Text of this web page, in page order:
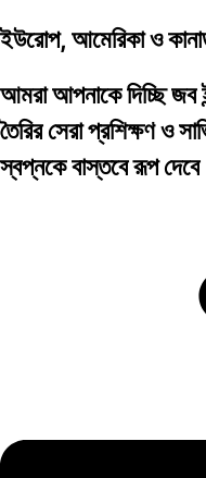
ইউরোপ, আমেরিকা ও
আমরা আপনাকে দিচ্ছি জব
তৈরির সেরা প্রশিক্ষণ ও
স্বপ্নকে বাস্তবে রূপ